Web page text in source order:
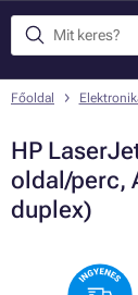
Főoldal
HP
oldal/perc,
duplex)